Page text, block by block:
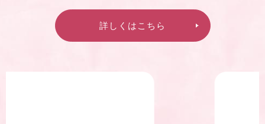
詳しくはこちら